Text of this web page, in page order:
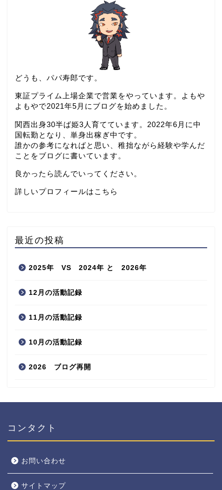
どうも、パパ寿郎です。
東証プライム上場企業で営業をやっています。よもや
よもやで2021年5月にブログを始めました。
関西出身30半ば姫3人育てています。2022年6月に中
国転勤となり、単身出稼ぎ中です。
誰かの参考になればと思い、稚拙ながら経験や学んだ
ことをブログに書いています。
良かったら読んでいってください。
詳しいプロフィールはこちら
最近の投稿
2025年 VS 2024年 と 2026年
12月の活動記録
11月の活動記録
10月の活動記録
2026 ブログ再開
コンタクト
お問い合わせ
サイトマップ